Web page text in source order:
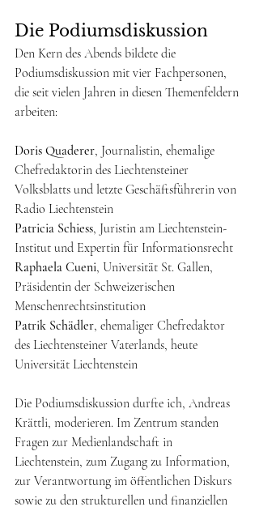
Die Podiumsdiskussion
Den Kern des Abends bildete die
Podiumsdiskussion mit vier Fachpersonen,
die seit vielen Jahren in diesen Themenfeldern
arbeiten:
Doris Quaderer, Journalistin, ehemalige
Chefredaktorin des Liechtensteiner
Volksblatts und letzte Geschäftsführerin von
Radio Liechtenstein
Patricia Schiess, Juristin am Liechtenstein-
Institut und Expertin für Informationsrecht
Raphaela Cueni, Universität St. Gallen,
Präsidentin der Schweizerischen
Menschenrechtsinstitution
Patrik Schädler, ehemaliger Chefredaktor
des Liechtensteiner Vaterlands, heute
Universität Liechtenstein
Die Podiumsdiskussion durfte ich, Andreas
Krättli, moderieren. Im Zentrum standen
Fragen zur Medienlandschaft in
Liechtenstein, zum Zugang zu Information,
zur Verantwortung im öffentlichen Diskurs
sowie zu den strukturellen und finanziellen